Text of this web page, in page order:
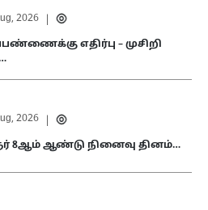
2026
எதிர்பு – முசிறி
2026
8ஆம் ஆண்டு நினைவு தினம்…